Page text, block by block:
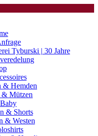
Tyburski | 30 Jahre
& Hemden
& Mützen
Baby
& Shorts
& Westen